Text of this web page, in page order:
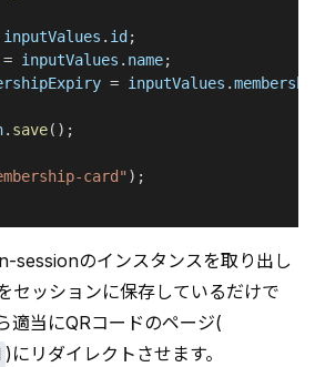
inputValues . id ;
= inputValues . name;
= inputValues .
. save();
card" );
sessionのインスタンスを取り出し
セッションに保存しているだけで
適当にQRコードのページ(
)にリダイレクトさせます。